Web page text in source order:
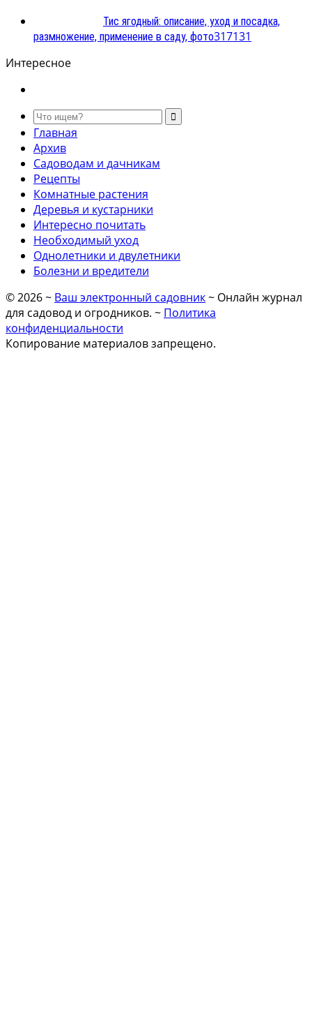
Тис ягодный: описание, уход и посадка,
размножение, применение в саду, фото317131
Интересное
Главная
Архив
Садоводам и дачникам
Рецепты
Комнатные растения
Деревья и кустарники
Интересно почитать
Необходимый уход
Однолетники и двулетники
Болезни и вредители
©2026~ Ваш электронный садовник~ Онлайн журнал
для садовод и огродников. ~ Политика
конфиденциальности
Копирование материалов запрещено.